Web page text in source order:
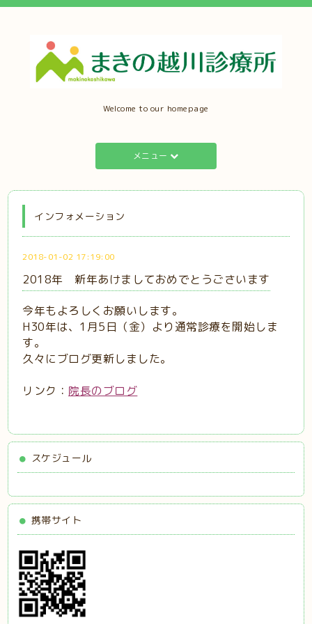
Welcome to our homepage
メニュー
インフォメーション
2018-01-02 17:19:00
2018年 新年あけましておめでとうごさいます
今年もよろしくお願いします。
H30年は、1月5日（金）より通常診療を開始しま
す。
久々にブログ更新しました。
リンク： 院長のブログ
スケジュール
携帯サイト